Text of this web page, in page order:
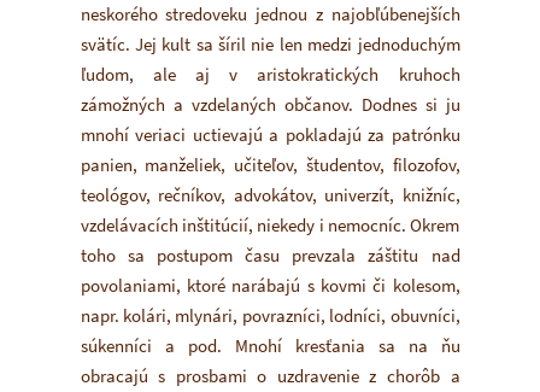
neskorého stredoveku jednou z najobľúbenejších
svätíc. Jej kult sa šíril nie len medzi jednoduchým
ľudom, ale aj v aristokratických kruhoch
zámožných a vzdelaných občanov. Dodnes si ju
mnohí veriaci uctievajú a pokladajú za patrónku
panien, manželiek, učiteľov, študentov, filozofov,
teológov, rečníkov, advokátov, univerzít, knižníc,
vzdelávacích inštitúcií, niekedy i nemocníc. Okrem
toho sa postupom času prevzala záštitu nad
povolaniami, ktoré narábajú s kovmi či kolesom,
napr. kolári, mlynári, povrazníci, lodníci, obuvníci,
súkenníci a pod. Mnohí kresťania sa na ňu
obracajú s prosbami o uzdravenie z chorôb a